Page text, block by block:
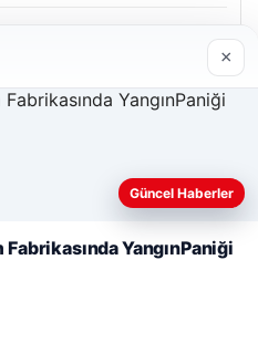
daha iyi anlayabilmek,
geliştirmek amacıyla çerezler
×
Güncel Haberler
YangınPaniği